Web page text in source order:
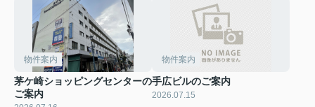
物件案内
茅ケ崎ショッピングセンターの
ご案内
物件案内
手広ビルのご案内
2026.07.15